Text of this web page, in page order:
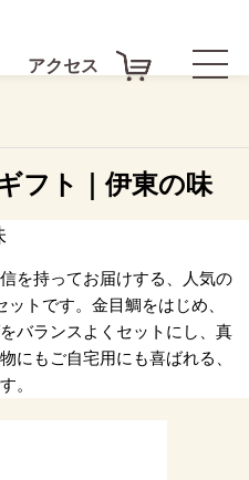
アクセス
フト｜伊東の味
を持ってお届けする、人気の
トです。金目鯛をはじめ、
バランスよくセットにし、真
にもご自宅用にも喜ばれる、
。